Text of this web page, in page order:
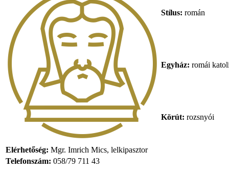
Stílus: román
Egyház: romái
Körút: rozsnyói
Elérhetőség: Mgr. Imrich Mics, lelkipasztor
Telefonszám: 058/79 711 43